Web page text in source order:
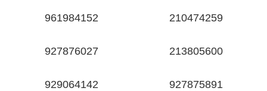
961984152 210474259
927876027 213805600
929064142 927875891